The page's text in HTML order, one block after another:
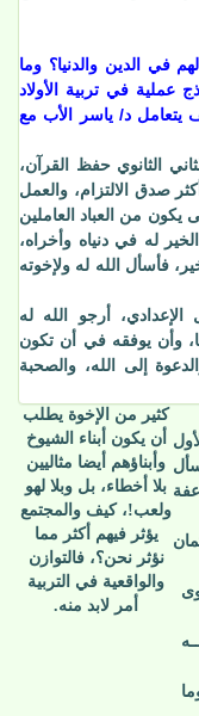
في الدين والدنيا؟ وما
عملية في تربية الأولاد
د/ ياسر الأب مع
في الصف الثاني الثانوي حفظ القرآن،
صدق الالتزام، والعمل
يكون من العباد العاملين
له في دنياه وأخراه،
فأسأل الله له ولإخوته
الأول الإعدادي، أرجو الله له
وأن يوفقه في أن تكون
إلى الله، والصحبة
كثير من الإخوة يطلب
أن يكون أبناء الشيوخ
وأبناؤهم أيضا مثاليين
بلا أخطاء، بل وبلا لهو
ولعب!، كيف والمجتمع
يؤثر فيهم أكثر مما
نؤثر نحن؟، فالتوازن
والواقعية في التربية
أمر لابد منه.